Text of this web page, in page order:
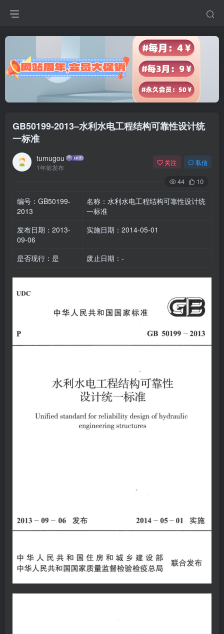
GB50199-2013–水利水电工程结构可靠性设计统
一标准
tumugou
1年前发布
关注 私信
44 10
编号：GB50199-
2013
名称：水利水电工程结构可靠性设计统
一标准
发布日期：2013-
09-06
实施日期：2014-05-01
是否现行：是 废止日期：-